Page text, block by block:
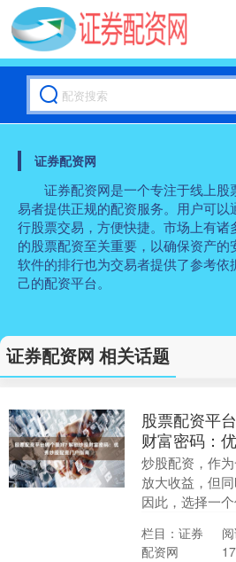
证券配资网
证券配资网是一个专注于线上股
易者提供正规的配资服务。用户可
行股票交易，方便快捷。市场上有
的股票配资至关重要，以确保资产
软件的排行也为交易者提供了参考依
己的配资平台。
证券配资网 相关话题
股票配资平
财富密码：
炒股配资，作
放大收益，但
因此，选择一
重要。 * **盈
栏目：证券
配资网
阅